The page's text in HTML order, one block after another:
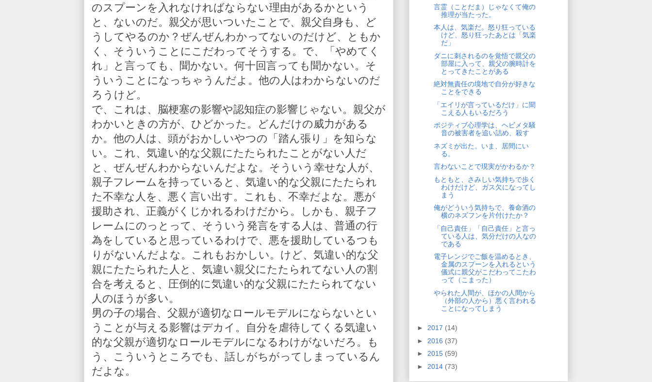
のスプーンを入れなければならない理由があるかという
と、ないのだ。親父が思いついたことで、親父自身も、ど
うしてやるのか？ぜんぜんわかってないのだけど、ともか
く、そういうことにこだわってそうする。で、「やめてく
れ」と言っても、聞かない。何十回言っても聞かない。そ
ういうことになっちゃうんだよ。他の人はわからないのだ
ろうけど。
で、これは、脳梗塞の影響や認知症の影響じゃない。親父が
わかいときの方が、ひどかった。どんだけの威力がある
か。他の人は、頭がおかしいやつの「踏ん張り」を知らな
い。これ、気違い的な父親にたたられたことがない人だ
と、ぜんぜんわからないんだよな。そういう幸せな人が、
親子フレームを持っていると、気違い的な父親にたたられ
た不幸な人を、悪く言い出す。これも、不幸だよな。悪が
援助され、正義がくじかれるわけだから。しかも、親子フ
レームにのっとって、そういう発言をする人は、普通の行
為をしていると思っているわけで、悪を援助しているつも
りがないんだよな。これもおかしい。けど、気違い的な父
親にたたられた人と、気違い親父にたたられてない人の割
合を考えると、圧倒的に気違い的な父親にたたられてない
人のほうが多い。
男の子の場合、父親が適切なロールモデルにならないとい
うことが与える影響はデカイ。自分を虐待してくる気違い
的な父親が適切なロールモデルになるわけがないだろ。も
う、こういうところでも、話しがちがってしまっているん
だよな。
言霊（ことだま）じゃなくて俺の
推理が当たった。
本人は、気楽だ。怒り狂っている
けど、怒り狂ったあとは「気楽
だ」
ダニに刺されるのを覚悟で親父の
部屋に入って、親父の腕時計を
とってきたことがある
絶対無責任の境地で自分が好きな
ことをできる
「エイリが言っているだけ」に聞
こえる人もいるだろう
ポジティブ心理学は、ヘビメタ騒
音の被害者を追い詰め、殺す
ネズミが出た。いま、居間にい
る。
言わないことで現実がかわるか？
もともと、さみしい気持ちで歩く
わけだけど、ガス欠になってし
まう
俺がどういう気持ちで、養命酒の
横のネズフンを片付けたか？
「自己責任」「自己責任」と言っ
ている人は、気分だけの人なの
である
電子レンジでご飯を温めるとき、
金属のスプーンを入れるという
儀式に親父がこだわってこたわ
って（こまった）
やられた人間が、ほかの人間から
（外部の人から）悪く言われる
ことになってしまう
► 2017 (14)
► 2016 (37)
► 2015 (59)
► 2014 (73)